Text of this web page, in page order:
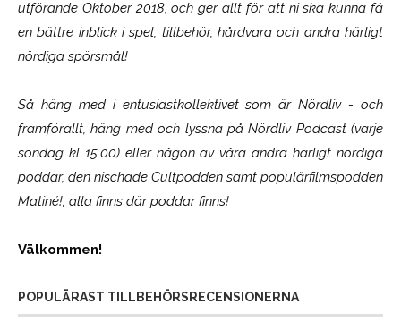
utförande Oktober 2018, och ger allt för att ni ska kunna få
en bättre inblick i spel, tillbehör, hårdvara och andra härligt
nördiga spörsmål!
Så häng med i entusiastkollektivet som ärNördliv- och
framförallt, häng med och lyssna på Nördliv Podcast (varje
söndag kl 15.00) eller någon av våra andra härligt nördiga
poddar, den nischade Cultpodden samt populärfilmspodden
Matiné!; alla finns där poddar finns!
Välkommen!
POPULÄRAST TILLBEHÖRSRECENSIONERNA